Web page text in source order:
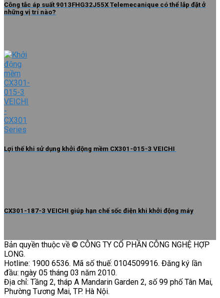
Công tắc áp suất 9013FHG32J55X Telemecanique có thể lắp đặt ở
những vị trí nào?
Lợi thế khi sử dụng khởi động mềm CX301-015-3 VEICHI
CX301-187-3 VEICHI giúp hạn chế sốc điện khi khởi động máy
Bản quyền thuộc về © CÔNG TY CỔ PHẦN CÔNG NGHỆ HỢP
LONG.
Hotline: 1900 6536. Mã số thuế: 0104509916. Đăng ký lần
đầu: ngày 05 tháng 03 năm 2010.
Địa chỉ: Tầng 2, tháp A Mandarin Garden 2, số 99 phố Tân Mai,
Phường Tương Mai, TP. Hà Nội.